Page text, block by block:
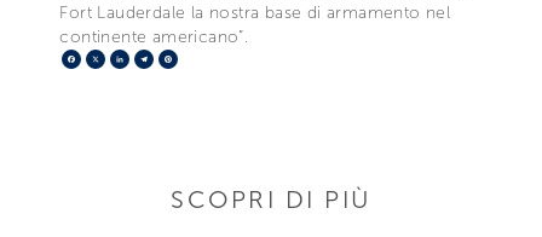
Fort Lauderdale la nostra base di armamento nel
continente americano”.
Facebook
X LinkedIn
Telegram
SCOPRI DI PIÙ